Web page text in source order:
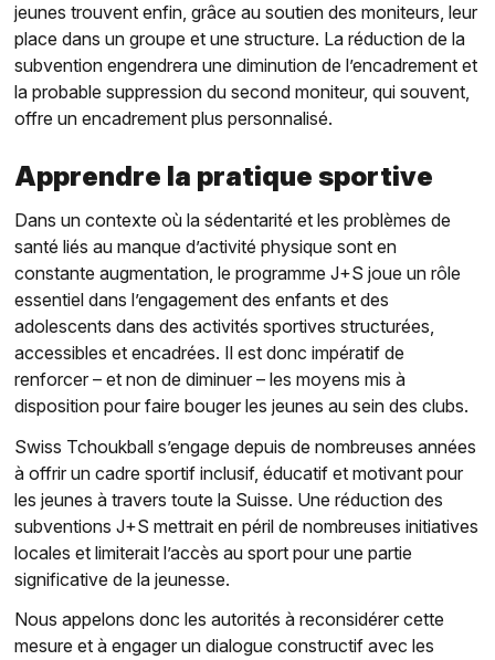
jeunes trouvent enfin, grâce au soutien des moniteurs, leur
place dans un groupe et une structure. La réduction de la
subvention engendrera une diminution de l’encadrement et
la probable suppression du second moniteur, qui souvent,
offre un encadrement plus personnalisé.
Apprendre la pratique sportive
Dans un contexte où la sédentarité et les problèmes de
santé liés au manque d’activité physique sont en
constante augmentation, le programme J+S joue un rôle
essentiel dans l’engagement des enfants et des
adolescents dans des activités sportives structurées,
accessibles et encadrées. Il est donc impératif de
renforcer – et non de diminuer – les moyens mis à
disposition pour faire bouger les jeunes au sein des clubs.
Swiss Tchoukball s’engage depuis de nombreuses années
à offrir un cadre sportif inclusif, éducatif et motivant pour
les jeunes à travers toute la Suisse. Une réduction des
subventions J+S mettrait en péril de nombreuses initiatives
locales et limiterait l’accès au sport pour une partie
significative de la jeunesse.
Nous appelons donc les autorités à reconsidérer cette
mesure et à engager un dialogue constructif avec les